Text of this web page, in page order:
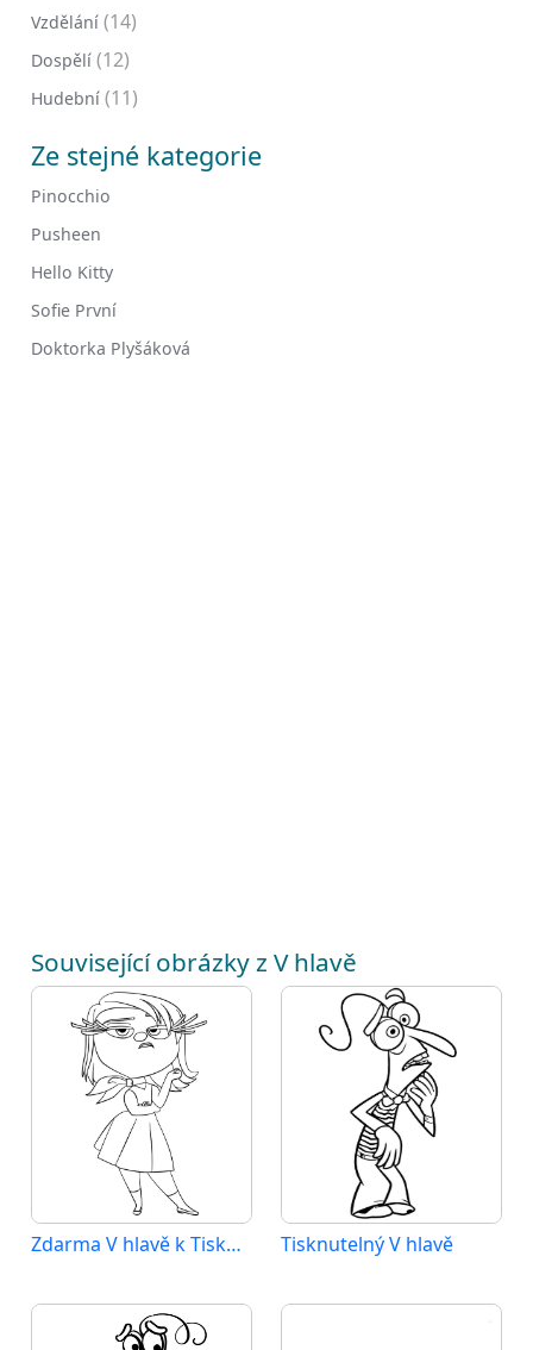
Vzdělání (14)
Dospělí (12)
Hudební (11)
Ze stejné kategorie
Pinocchio
Pusheen
Hello Kitty
Sofie První
Doktorka Plyšáková
Související obrázky z V hlavě
Zdarma V hlavě k Tisku pro Děti Tisknutelný V hlavě